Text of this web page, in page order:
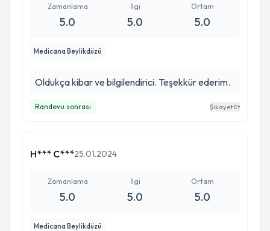
Zamanlama
5.0
İlgi
5.0
Ortam
5.0
Medicana Beylikdüzü
Oldukça kibar ve bilgilendirici. Teşekkür ederim.
Randevu sonrası Şikayet Et
H*** C***25.01.2024
Zamanlama
5.0
İlgi
5.0
Ortam
5.0
Medicana Beylikdüzü